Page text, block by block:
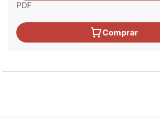
PDF
Comprar